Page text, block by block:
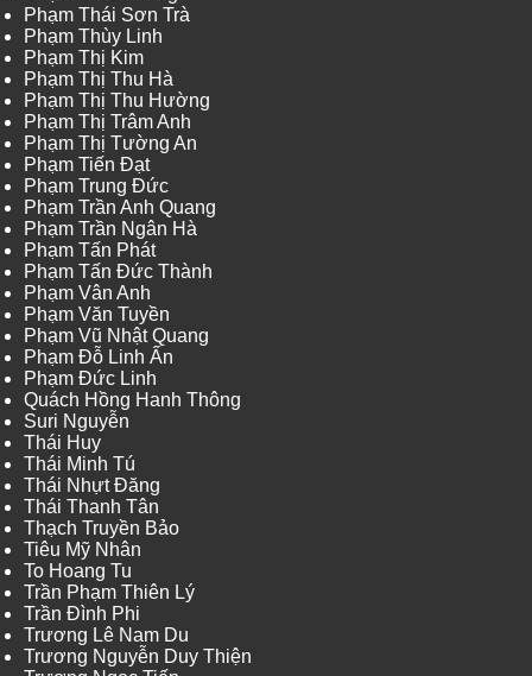
Phạm Thái Sơn Trà
Phạm Thùy Linh
Phạm Thị Kim
Phạm Thị Thu Hà
Phạm Thị Thu Hường
Phạm Thị Trâm Anh
Phạm Thị Tường An
Phạm Tiến Đạt
Phạm Trung Đức
Phạm Trần Anh Quang
Phạm Trần Ngân Hà
Phạm Tấn Phát
Phạm Tấn Đức Thành
Phạm Vân Anh
Phạm Văn Tuyền
Phạm Vũ Nhật Quang
Phạm Đỗ Linh Ấn
Phạm Đức Linh
Quách Hồng Hanh Thông
Suri Nguyễn
Thái Huy
Thái Minh Tú
Thái Nhựt Đăng
Thái Thanh Tân
Thạch Truyền Bảo
Tiêu Mỹ Nhân
To Hoang Tu
Trần Phạm Thiên Lý
Trần Đình Phi
Trương Lê Nam Du
Trương Nguyễn Duy Thiện